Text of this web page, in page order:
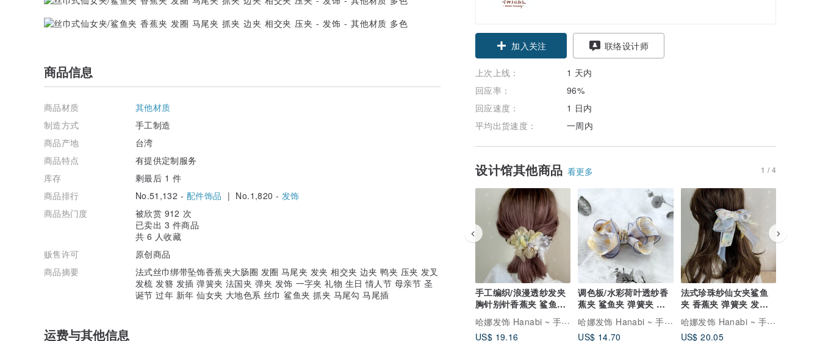
加入关注 联络设计师
上次上线：
1 天内
回应率：
96%
回应速度：
1 日内
平均出货速度：
一周内
设计馆其他商品 看更多 1 / 4
手工编织/浪漫透纱发夹
胸针别针香蕉夹 鲨鱼夹
包头抓夹 边夹
哈娜发饰 Hanabi ~ 手工定制发饰
US$ 19.16
调色板/水彩荷叶透纱香
蕉夹 鲨鱼夹 弹簧夹 发
夹 大肠圈 发圈
哈娜发饰 Hanabi ~ 手工定制发饰
US$ 14.70
法式珍珠纱仙女夹鲨鱼
夹 香蕉夹 弹簧夹 发叉
发圈 大肠圈 发夹
哈娜发饰 Hanabi ~ 手工定制发饰
US$ 20.05
商品信息
商品材质
其他材质
制造方式
手工制造
商品产地
台湾
商品特点
有提供定制服务
库存
剩最后 1 件
商品排行
No.51,132 - 配件饰品 | No.1,820 - 发饰
商品热门度
被欣赏 912 次
已卖出 3 件商品
共 6 人收藏
贩售许可
原创商品
商品摘要
法式丝巾绑带坠饰香蕉夹大肠圈 发圈 马尾夹 发夹 相交夹 边夹 鸭夹 压夹 发叉
发梳 发簪 发插 弹簧夹 法国夹 弹夹 发饰 一字夹 礼物 生日 情人节 母亲节 圣
诞节 过年 新年 仙女夹 大地色系 丝巾 鲨鱼夹 抓夹 马尾勾 马尾插
运费与其他信息